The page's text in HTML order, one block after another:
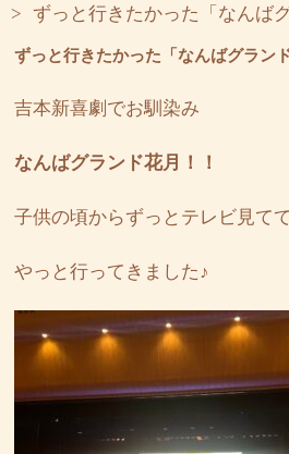
ずっと行きたかった「なんば
ずっと行きたかった「なんばグランド
吉本新喜劇でお馴染み
なんばグランド花月！！
子供の頃からずっとテレビ見て
やっと行ってきました♪